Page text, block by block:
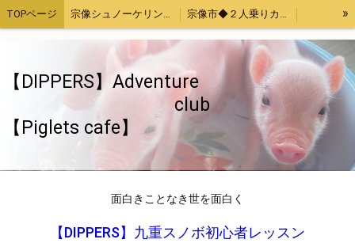
TOPページ 宗像シュノーケリング・カヤック体験 宗像市◆２人乗りカヤックレンタル
宗像魚突き・取ったどー！体験 宗像SUP（サップ）体験
宗像手ぶらでバーベキューセットレンタル４時間 福津市アジ釣り体験
福岡、熊本、大分出発。綺麗でいい波の宮崎へサーフトリップ
ストレス発散！上司の顔にお茶をぶっかける！あの爽快感を再び～again～
»
【DIPPERS】Adventure
club
【Piglets cafe】
面白きことなき世を面白く
【DIPPERS】九重スノボ初心者レッスン